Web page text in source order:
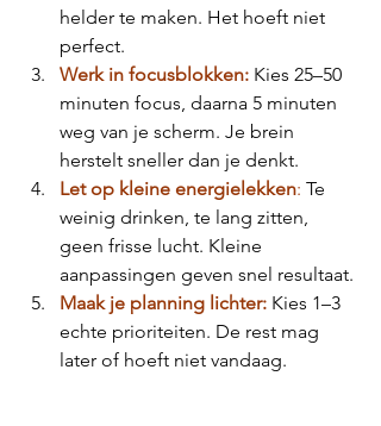
helder te maken. Het hoeft niet
perfect.
Werk in focusblokken: Kies 25–50
minuten focus, daarna 5 minuten
weg van je scherm. Je brein
herstelt sneller dan je denkt.
Let op kleine energielekken: Te
weinig drinken, te lang zitten,
geen frisse lucht. Kleine
aanpassingen geven snel resultaat.
Maak je planning lichter: Kies 1–3
echte prioriteiten. De rest mag
later of hoeft niet vandaag.